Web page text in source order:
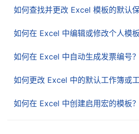
如何查找并更改 Excel 模板的默认保
如何在 Excel 中编辑或修改个人模板
如何在 Excel 中自动生成发票编号？
如何更改 Excel 中的默认工作簿或
如何在 Excel 中创建启用宏的模板？